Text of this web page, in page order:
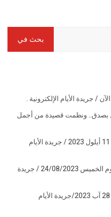
بصدق.. ونظمت قصيدة من أجمل
أسرار الصحف اللبنانية ليوم الإثنين 11 أيلول 2023 / جريدة الأيام
أسرار الصّحف اللبنانية الصادرة اليوم الخميس 24/08/2023 / جريدة
أسرار الصحف اللبنانية ليوم الاثنين 28 آب 2023/جريدة الأيام